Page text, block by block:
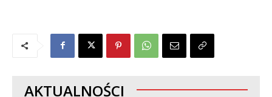
AKTUALNOŚCI